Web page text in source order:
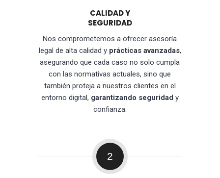
CALIDAD Y
SEGURIDAD
Nos comprometemos a ofrecer asesoría
legal de alta calidad y prácticas avanzadas,
asegurando que cada caso no solo cumpla
con las normativas actuales, sino que
también proteja a nuestros clientes en el
entorno digital, garantizando seguridad y
confianza.
2